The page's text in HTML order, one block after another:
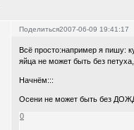
Поделиться2007-06-09 19:41:17
Всё просто:например я пишу:
яйца не может быть без
Начнём:::
Осени не может быть без
0